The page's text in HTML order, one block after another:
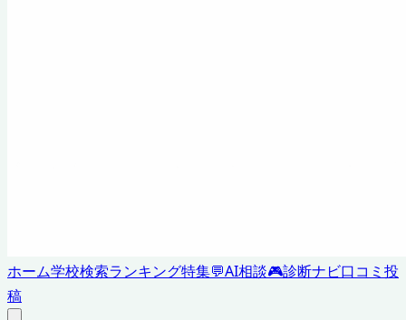
ホーム学校検索ランキング特集💬AI相談🎮診断ナビ口コミ投
稿